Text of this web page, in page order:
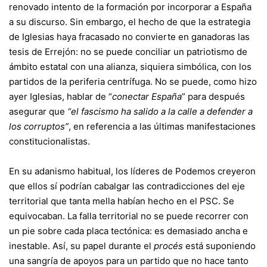
renovado intento de la formación por incorporar a España
a su discurso. Sin embargo, el hecho de que la estrategia
de Iglesias haya fracasado no convierte en ganadoras las
tesis de Errejón: no se puede conciliar un patriotismo de
ámbito estatal con una alianza, siquiera simbólica, con los
partidos de la periferia centrífuga. No se puede, como hizo
ayer Iglesias, hablar de “conectar España” para después
asegurar que “el fascismo ha salido a la calle a defender a
los corruptos”, en referencia a las últimas manifestaciones
constitucionalistas.
En su adanismo habitual, los líderes de Podemos creyeron
que ellos sí podrían cabalgar las contradicciones del eje
territorial que tanta mella habían hecho en el PSC. Se
equivocaban. La falla territorial no se puede recorrer con
un pie sobre cada placa tectónica: es demasiado ancha e
inestable. Así, su papel durante el procés está suponiendo
una sangría de apoyos para un partido que no hace tanto